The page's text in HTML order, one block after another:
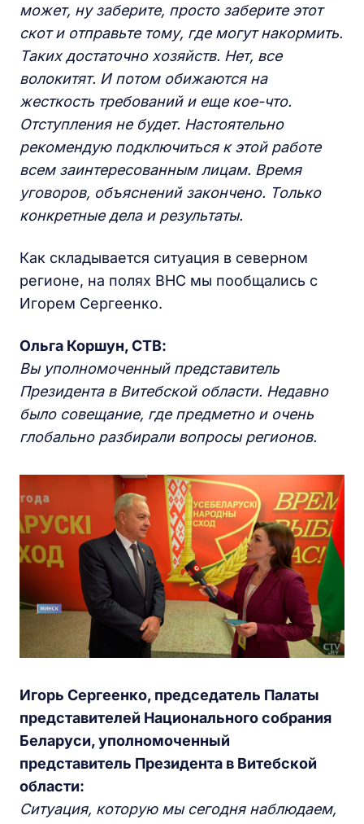
может, ну заберите, просто заберите этот
скот и отправьте тому, где могут накормить.
Таких достаточно хозяйств. Нет, все
волокитят. И потом обижаются на
жесткость требований и еще кое-что.
Отступления не будет. Настоятельно
рекомендую подключиться к этой работе
всем заинтересованным лицам. Время
уговоров, объяснений закончено. Только
конкретные дела и результаты.
Как складывается ситуация в северном
регионе, на полях ВНС мы пообщались с
Игорем Сергеенко.
Ольга Коршун, СТВ:
Вы уполномоченный представитель
Президента в Витебской области. Недавно
было совещание, где предметно и очень
глобально разбирали вопросы регионов.
Игорь Сергеенко, председатель Палаты
представителей Национального собрания
Беларуси, уполномоченный
представитель Президента в Витебской
области:
Ситуация, которую мы сегодня наблюдаем,